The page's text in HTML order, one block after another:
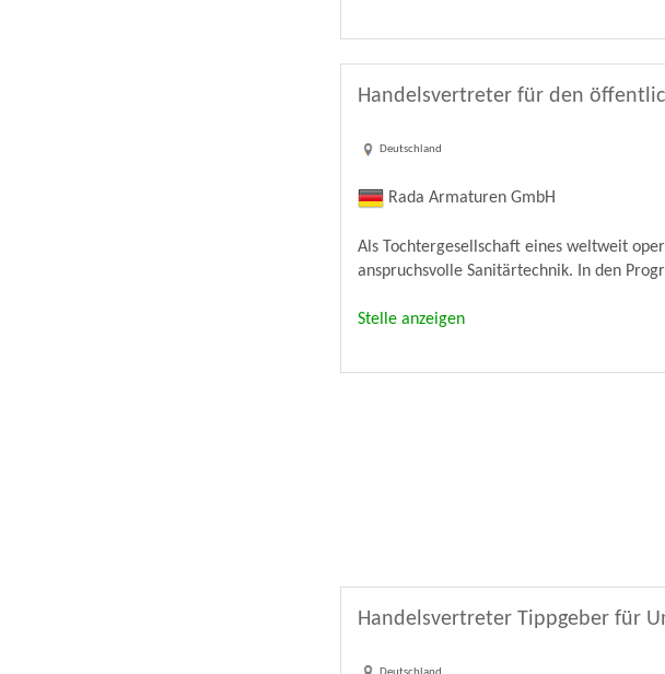
Handelsvertreter für den
Deutschland
Rada Armaturen GmbH
Als Tochtergesellschaft eines weltweit
anspruchsvolle Sanitärtechnik. In den
Stelle anzeigen
Handelsvertreter Tippgeber für